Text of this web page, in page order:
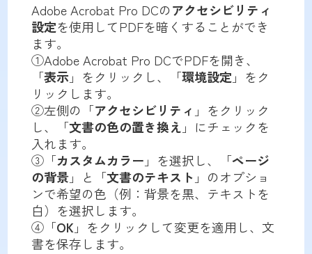
Adobe Acrobat Pro DCのアクセシビリティ
設定を使用してPDFを暗くすることができ
ます。
①Adobe Acrobat Pro DCでPDFを開き、
「表示 」をクリックし、「環境設定」をク
リックします。
②左側の「アクセシビリティ 」をクリック
し、「文書の色の置き換え 」にチェックを
入れます。
③「カスタムカラー 」を選択し、「ページ
の背景」と「文書のテキスト 」のオプショ
ンで希望の色（例：背景を黒、テキストを
白）を選択します。
④「OK」をクリックして変更を適用し、文
書を保存します。